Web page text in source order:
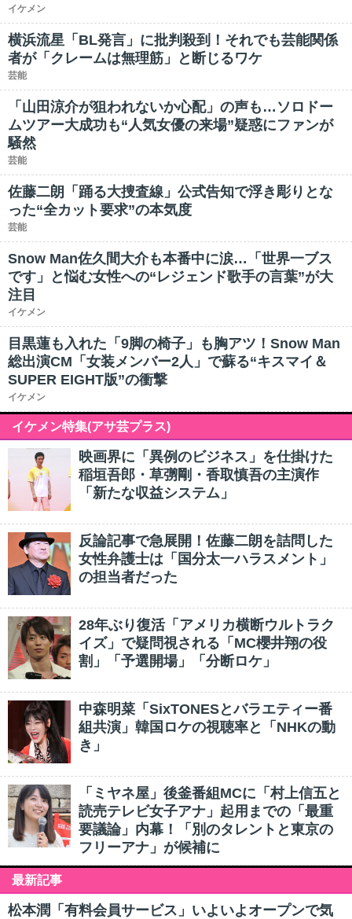
イケメン
横浜流星「BL発言」に批判殺到！それでも芸能関係
者が「クレームは無理筋」と断じるワケ
芸能
「山田涼介が狙われないか心配」の声も…ソロドー
ムツアー大成功も“人気女優の来場”疑惑にファンが
騒然
芸能
佐藤二朗「踊る大捜査線」公式告知で浮き彫りとな
った“全カット要求”の本気度
芸能
Snow Man佐久間大介も本番中に涙…「世界一ブス
です」と悩む女性への“レジェンド歌手の言葉”が大
注目
イケメン
目黒蓮も入れた「9脚の椅子」も胸アツ！Snow Man
総出演CM「女装メンバー2人」で蘇る“キスマイ＆
SUPER EIGHT版”の衝撃
イケメン
イケメン特集(アサ芸プラス)
映画界に「異例のビジネス」を仕掛けた
稲垣吾郎・草彅剛・香取慎吾の主演作
「新たな収益システム」
反論記事で急展開！佐藤二朗を詰問した
女性弁護士は「国分太一ハラスメント」
の担当者だった
28年ぶり復活「アメリカ横断ウルトラク
イズ」で疑問視される「MC櫻井翔の役
割」「予選開場」「分断ロケ」
中森明菜「SixTONESとバラエティー番
組共演」韓国ロケの視聴率と「NHKの動
き」
「ミヤネ屋」後釜番組MCに「村上信五と
読売テレビ女子アナ」起用までの「最重
要議論」内幕！「別のタレントと東京の
フリーアナ」が候補に
最新記事
松本潤「有料会員サービス」いよいよオープンで気